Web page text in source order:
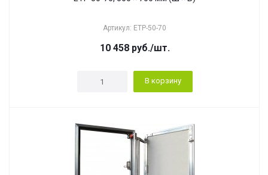
Артикул: ЕТР-50-70
10 458руб./шт.
В корзину